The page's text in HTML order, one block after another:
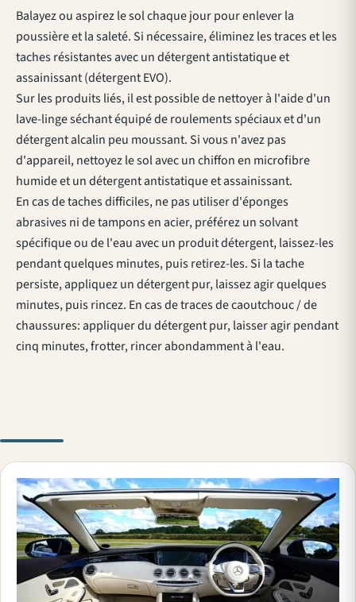
Balayez ou aspirez le sol chaque jour pour enlever la
poussière et la saleté. Si nécessaire, éliminez les traces et les
taches résistantes avec un détergent antistatique et
assainissant (détergent EVO).
Sur les produits liés, il est possible de nettoyer à l'aide d'un
lave-linge séchant équipé de roulements spéciaux et d'un
détergent alcalin peu moussant. Si vous n'avez pas
d'appareil, nettoyez le sol avec un chiffon en microfibre
humide et un détergent antistatique et assainissant.
En cas de taches difficiles, ne pas utiliser d'éponges
abrasives ni de tampons en acier, préférez un solvant
spécifique ou de l'eau avec un produit détergent, laissez-les
pendant quelques minutes, puis retirez-les. Si la tache
persiste, appliquez un détergent pur, laissez agir quelques
minutes, puis rincez. En cas de traces de caoutchouc / de
chaussures: appliquer du détergent pur, laisser agir pendant
cinq minutes, frotter, rincer abondamment à l'eau.